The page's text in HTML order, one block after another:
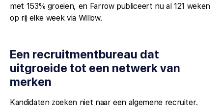
met 153% groeien, en Farrow publiceert nu al 121 weken
op rij elke week via Willow.
Een recruitmentbureau dat
uitgroeide tot een netwerk van
merken
Kandidaten zoeken niet naar een algemene recruiter.